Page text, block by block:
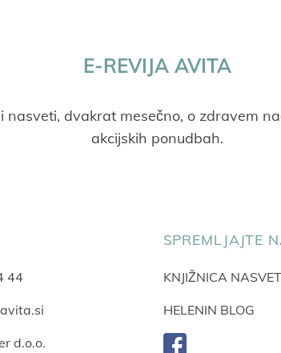
E-REVIJA AVITA
nasveti, dvakrat mesečno, o zdravem
akcijskih ponudbah.
44
d.o.o.
SPREMLJAJTE
KNJIŽNICA
HELENIN BLOG